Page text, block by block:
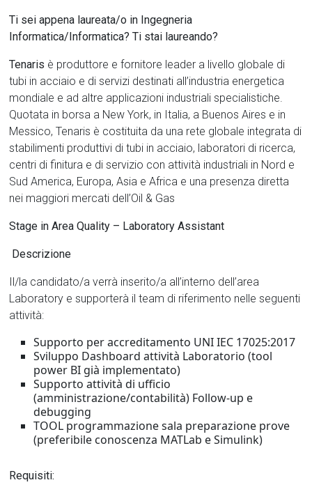
Ti sei appena laureata/o in Ingegneria
Informatica/Informatica? Ti stai laureando?
Tenaris è produttore e fornitore leader a livello globale di
tubi in acciaio e di servizi destinati all’industria energetica
mondiale e ad altre applicazioni industriali specialistiche.
Quotata in borsa a New York, in Italia, a Buenos Aires e in
Messico, Tenaris è costituita da una rete globale integrata di
stabilimenti produttivi di tubi in acciaio, laboratori di ricerca,
centri di finitura e di servizio con attività industriali in Nord e
Sud America, Europa, Asia e Africa e una presenza diretta
nei maggiori mercati dell’Oil & Gas
Stage in Area Quality – Laboratory Assistant
Descrizione
Il/la candidato/a verrà inserito/a all’interno dell’area
Laboratory e supporterà il team di riferimento nelle seguenti
attività:
Supporto per accreditamento UNI IEC 17025:2017
Sviluppo Dashboard attività Laboratorio (tool
power BI già implementato)
Supporto attività di ufficio
(amministrazione/contabilità) Follow-up e
debugging
TOOL programmazione sala preparazione prove
(preferibile conoscenza MATLab e Simulink)
Requisiti: